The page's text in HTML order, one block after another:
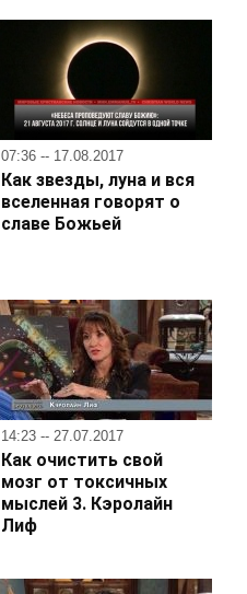
07:36 -- 17.08.2017
Как звезды, луна и вся
вселенная говорят о
славе Божьей
14:23 -- 27.07.2017
Как очистить свой
мозг от токсичных
мыслей 3. Кэролайн
Лиф